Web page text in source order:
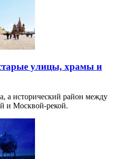
улицы, храмы и
а исторический район между
и Москвой-рекой.